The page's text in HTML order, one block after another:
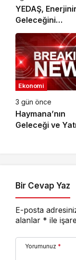
YEDAŞ,
Geleceğini
Şekillendirecek
Yetenekleri
Ekonomi
3 gün önce
Haymana’nın
Geleceği ve
Bir Cevap Yaz
E-posta
alanlar * ile
Yorumunuz *